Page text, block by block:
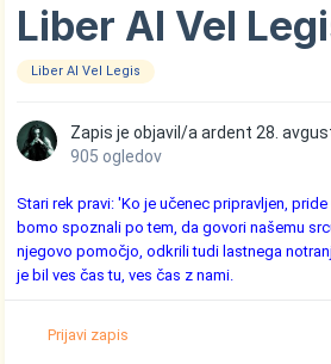
Liber Al Vel
Liber Al Vel Legis
Zapis je objavil/aardent 28.
905 ogledov
Stari rek pravi: 'Ko je učenec pripravljen,
bomo spoznali po tem, da govori našemu
njegovo pomočjo, odkrili tudi lastnega
je bil ves čas tu, ves čas z nami.
Prijavi zapis